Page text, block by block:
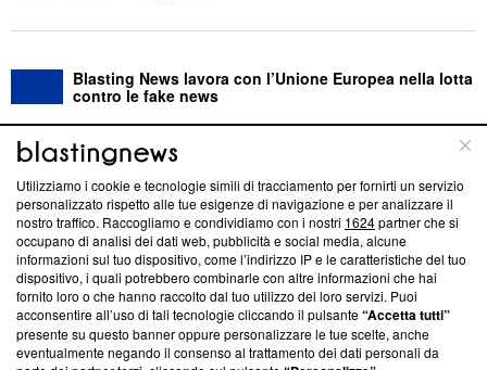
Blasting News lavora con l’Unione Europea nella lotta
contro le fake news
ABOUT LINEA EDITORIALE
Questa sezione offre informazioni trasparenti su Blasting
News, sui nostri processi editoriali e su come ci impegniamo a
creare news di qualità. Inoltre, afferma la nostra aderenza a
‘Trust Project - News with Integrity’Blasting News non è
ancora membro del programma, ma ha richiesto di farne
parte; Trust Project non ha ancora effettuato una verifica di
conformità agli standard.
Utilizziamo i cookie e tecnologie simili di tracciamento per fornirti un servizio
personalizzato rispetto alle tue esigenze di navigazione e per analizzare il
nostro traffico. Raccogliamo e condividiamo con i nostri 1624partner che si
occupano di analisi dei dati web, pubblicità e social media, alcune
informazioni sul tuo dispositivo, come l’indirizzo IP e le caratteristiche del tuo
dispositivo, i quali potrebbero combinarle con altre informazioni che hai
fornito loro o che hanno raccolto dal tuo utilizzo dei loro servizi. Puoi
acconsentire all’uso di tali tecnologie cliccando il pulsante“Accetta tutti”
presente su questo banner oppure personalizzare le tue scelte, anche
eventualmente negando il consenso al trattamento dei dati personali da